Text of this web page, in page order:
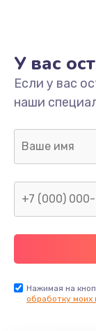
У вас
Если у вас
наши
Нажимая на
обработку моих